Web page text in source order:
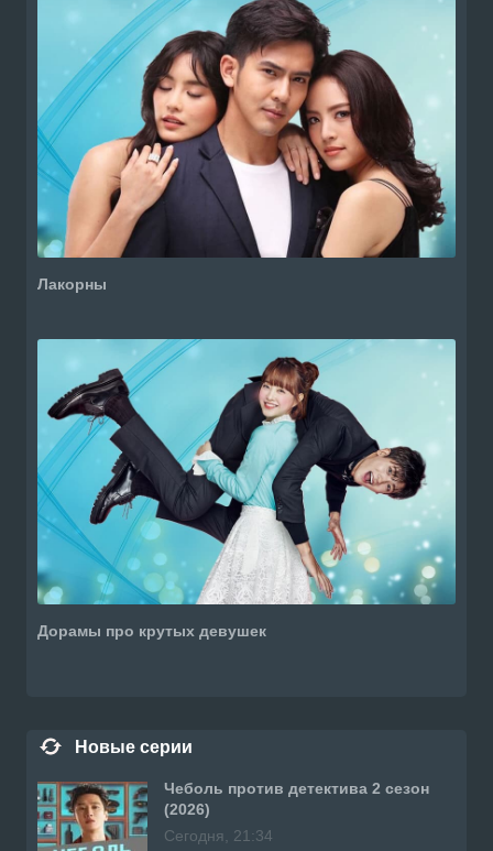
Лакорны
Дорамы про крутых девушек
Новые серии
Чеболь против детектива 2 сезон
(2026)
Сегодня, 21:34